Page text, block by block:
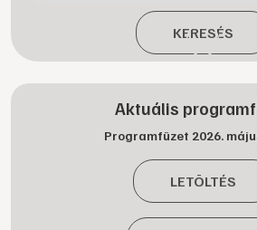
KERESÉS
Aktuális
Programfüzet 2026.
LETÖLTÉS